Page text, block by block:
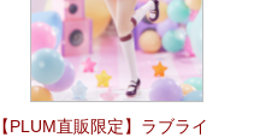
【PLUM直販限定】ラブライ